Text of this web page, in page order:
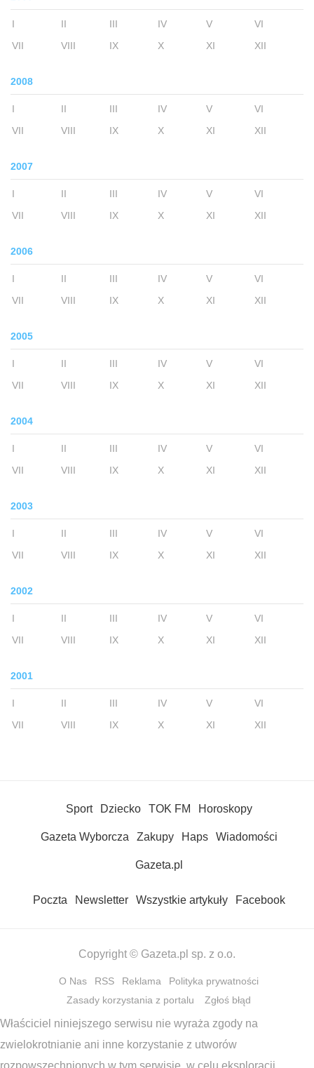
I II III IV V
VI
VII
VIII IX X XI XII
2008
I II III IV V
VI
VII
VIII IX X XI XII
2007
I II III IV V
VI
VII
VIII IX X XI XII
2006
I II III IV V
VI
VII
VIII IX X XI XII
2005
I II III IV V
VI
VII
VIII IX X XI XII
2004
I II III IV V
VI
VII
VIII IX X XI XII
2003
I II III IV V
VI
VII
VIII IX X XI XII
2002
I II III IV V
VI
VII
VIII IX X XI XII
2001
I II III IV V
VI
VII
VIII IX X XI XII
Sport Dziecko TOK FM Horoskopy
Gazeta Wyborcza Zakupy Haps Wiadomości
Gazeta.pl
Poczta Newsletter Wszystkie artykuły Facebook
Copyright © Gazeta.pl sp. z o.o.
O Nas RSS Reklama
Polityka prywatności
Zasady korzystania z portalu
Zgłoś błąd
Właściciel niniejszego serwisu nie wyraża zgody na
zwielokrotnianie ani inne korzystanie z utworów
rozpowszechnionych w tym serwisie, w celu eksploracji